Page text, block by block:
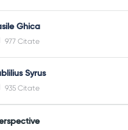
Ghica
977 Citate
Syrus
935 Citate